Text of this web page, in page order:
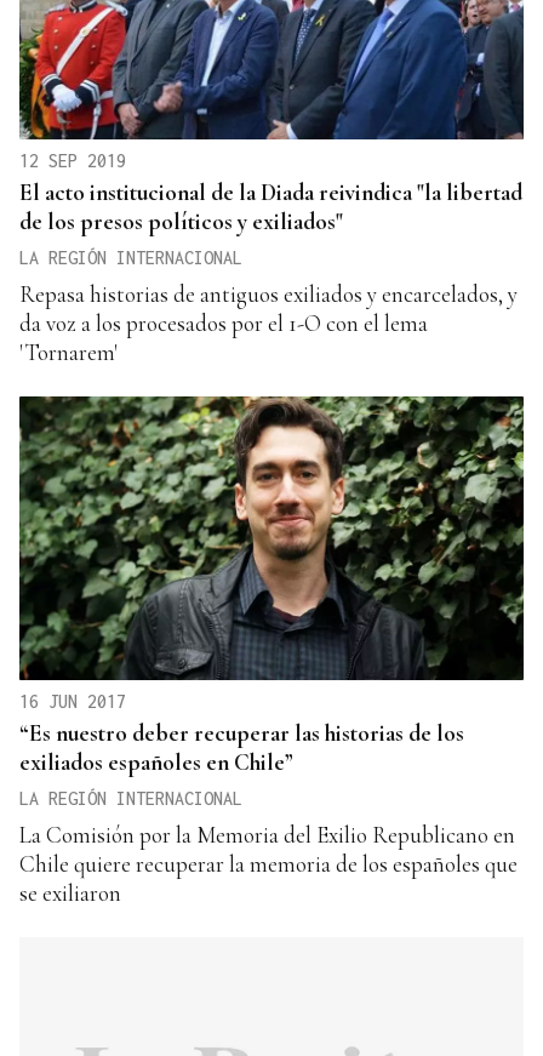
12 SEP 2019
El acto institucional de la Diada reivindica "la libertad
de los presos políticos y exiliados"
LA REGIÓN INTERNACIONAL
Repasa historias de antiguos exiliados y encarcelados, y
da voz a los procesados por el 1-O con el lema
'Tornarem'
16 JUN 2017
“Es nuestro deber recuperar las historias de los
exiliados españoles en Chile”
LA REGIÓN INTERNACIONAL
La Comisión por la Memoria del Exilio Republicano en
Chile quiere recuperar la memoria de los españoles que
se exiliaron